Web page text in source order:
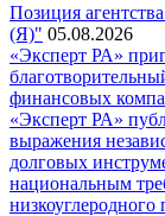
Позиция
(Я)" 05.08.2026
«Эксперт РА»
финансовых
«Эксперт РА»
выражения
долговых
национальным
низкоуглеродного